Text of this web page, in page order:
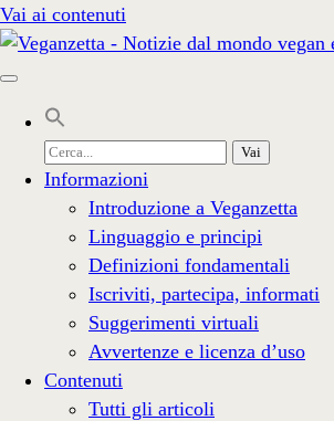
Vai ai contenuti
Cerca
per:
Informazioni
Introduzione a Veganzetta
Linguaggio e principi
Definizioni fondamentali
Iscriviti, partecipa, informati
Suggerimenti virtuali
Avvertenze e licenza d’uso
Contenuti
Tutti gli articoli